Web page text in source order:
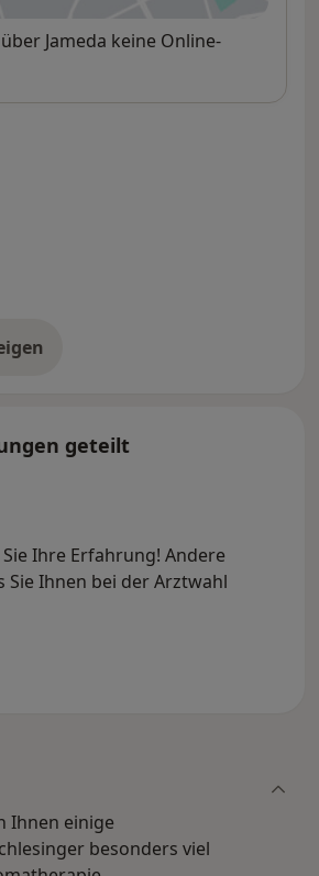
Jameda keine Online-
Adresse
geteilt
Ihre Erfahrung! Andere
Ihnen bei der Arztwahl
Ihnen einige
besonders viel